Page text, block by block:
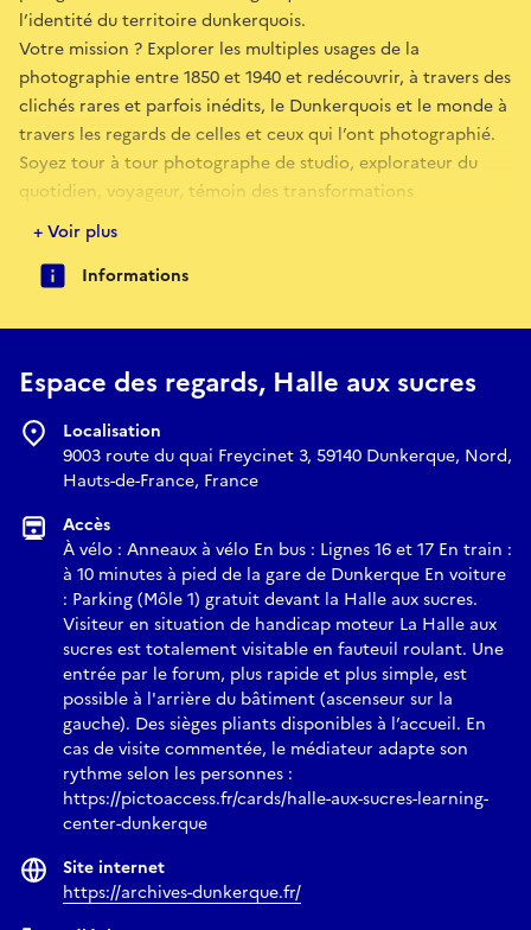
l’identité du territoire dunkerquois.
Votre mission ? Explorer les multiples usages de la
photographie entre 1850 et 1940 et redécouvrir, à travers des
clichés rares et parfois inédits, le Dunkerquois et le monde à
travers les regards de celles et ceux qui l’ont photographié.
Soyez tour à tour photographe de studio, explorateur du
quotidien, voyageur, témoin des transformations
industrielles et urbaines ou collectionneur de souvenirs,
découvrez comment la photographie est devenue un outil
pour informer, documenter, promouvoir la ville et préserver
une manière de regarder.
partenaires du territoire tels que musée des Beaux-Arts, le
musée maritime et portuaire et la Société photographique
dunkerquoise — vous donnent rendez-vous du 1er septembre
au 10 octobre 2026 à l’Espace des regards de la Halle aux
Exposition en accès libre du 1er septembre au 10 octobre
2026, du lundi au vendredi de 8h à 18h et le samedi de 13h à
18h au forum de la Halle aux sucres, Môle 1, 9003 Route du
Quai Freycinet 3, 59140 Dunkerque.
Ressources complémentaire : livret d’exposition pour petits
et grands, version numérique enrichie sur :https://archives-
dunkerque.fr/
Une invitation à poser un nouveau regard sur Dunkerque, à
saisir l’instant d’un passé retrouvé et à parcourir cent ans de
mémoire en images.
https://archives-dunkerque.fr/
+ Voir plus
Informations
Espace des regards, Halle aux sucres
Localisation
9003 route du quai Freycinet 3, 59140 Dunkerque, Nord,
Hauts-de-France, France
Accès
À vélo : Anneaux à vélo En bus : Lignes 16 et 17 En train :
à 10 minutes à pied de la gare de Dunkerque En voiture
: Parking (Môle 1) gratuit devant la Halle aux sucres.
Visiteur en situation de handicap moteur La Halle aux
sucres est totalement visitable en fauteuil roulant. Une
entrée par le forum, plus rapide et plus simple, est
possible à l'arrière du bâtiment (ascenseur sur la
gauche). Des sièges pliants disponibles à l’accueil. En
cas de visite commentée, le médiateur adapte son
rythme selon les personnes :
https://pictoaccess.fr/cards/halle-aux-sucres-learning-
center-dunkerque
Site internet
https://archives-dunkerque.fr/